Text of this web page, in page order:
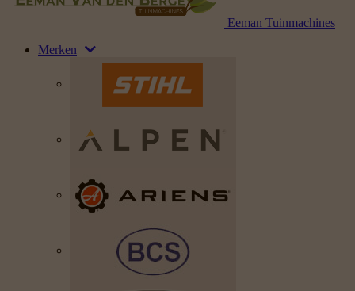
Eeman Tuinmachines
Merken